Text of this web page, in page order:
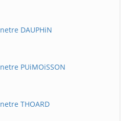
DAUPHiN
PUiMOiSSON
THOARD